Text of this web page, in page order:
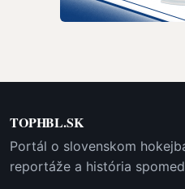
TOPHBL.SK
Portál o slovenskom
reportáže a história